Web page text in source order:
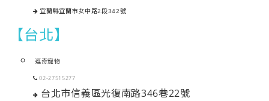
宜蘭縣宜蘭市女中路2段342號
【台北】
逗奇寵物
02-27515277
台北市信義區光復南路346巷22號